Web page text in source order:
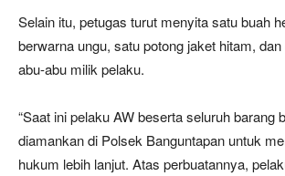
Selain itu, petugas turut menyita satu buah
berwarna ungu, satu potong jaket hitam,
abu-abu milik pelaku.
“Saat ini pelaku AW beserta seluruh barang
diamankan di Polsek Banguntapan untuk
hukum lebih lanjut. Atas perbuatannya,